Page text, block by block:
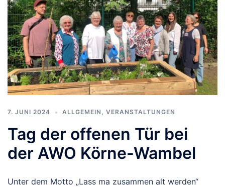
7. JUNI 2024 ALLGEMEIN , VERANSTALTUNGEN
Tag der offenen Tür bei
der AWO Körne-Wambel
Unter dem Motto „Lass ma zusammen alt werden“